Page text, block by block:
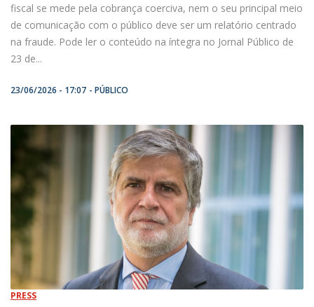
fiscal se mede pela cobrança coerciva, nem o seu principal meio
de comunicação com o público deve ser um relatório centrado
na fraude. Pode ler o conteúdo na íntegra no Jornal Público de
23 de...
23/06/2026 - 17:07 PÚBLICO
PRESS